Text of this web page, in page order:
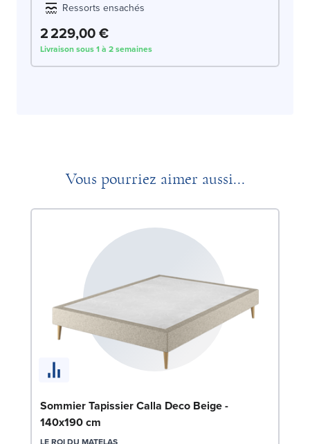
Ressorts ensachés
2 229,00 €
Livraison sous 1 à 2 semaines
Vous pourriez aimer aussi...
Sommier Tapissier Calla Deco Beige -
140x190 cm
LE ROI DU MATELAS